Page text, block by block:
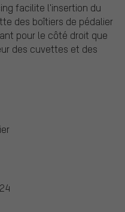
facilite l'insertion du
des boîtiers de pédalier
pour le côté droit que
des cuvettes et des